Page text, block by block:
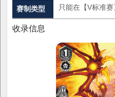
赛制类型 只能在【V标准
收录信息